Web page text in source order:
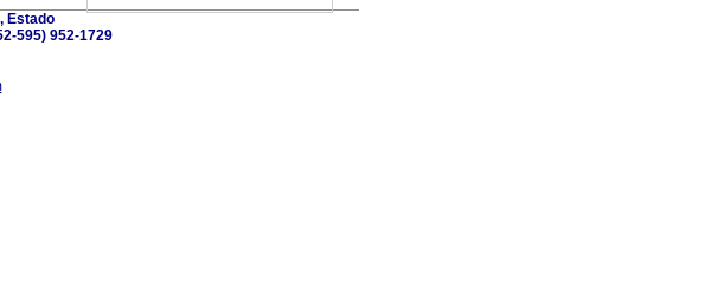
Estado
595) 952-1729